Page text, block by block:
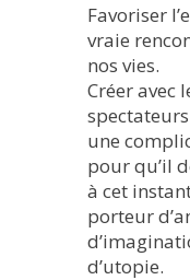
Favoriser
vraie
nos vies.
Créer avec
une
pour qu’il
à cet
porteur
d’utopie.